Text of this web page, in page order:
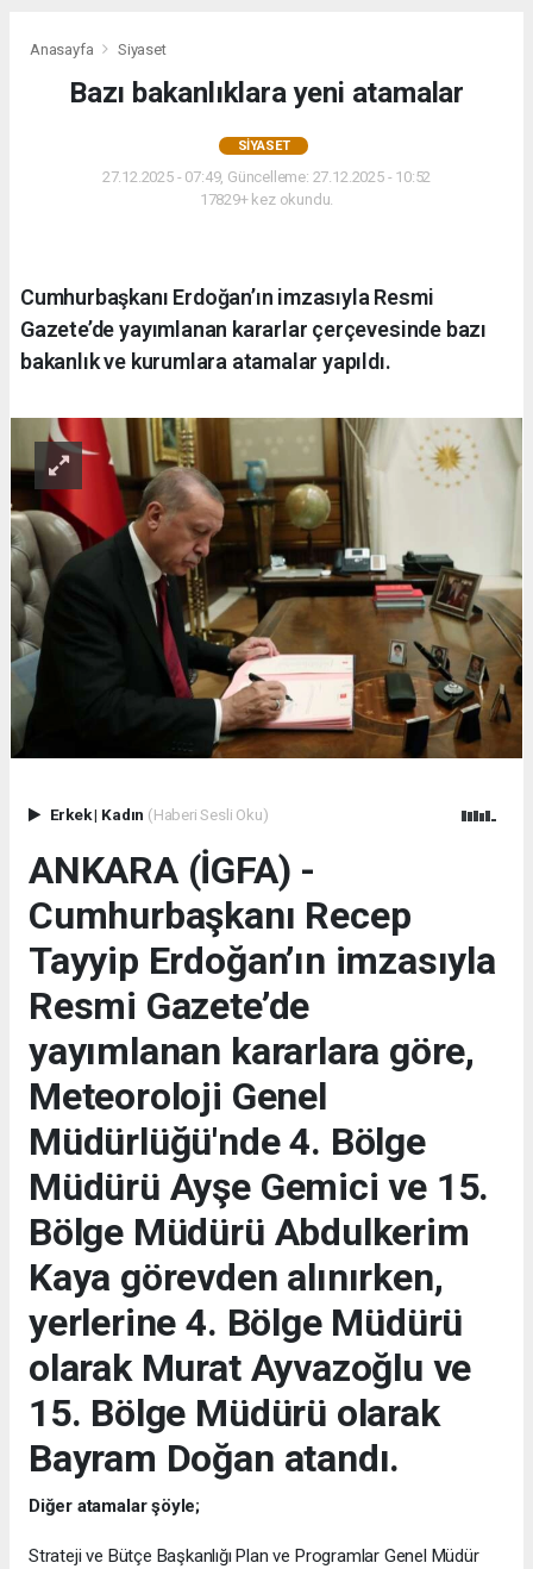
Anasayfa Siyaset
Bazı bakanlıklara yeni atamalar
SIYASET
27.12.2025 - 07:49, Güncelleme: 27.12.2025 - 10:52
17829+ kez okundu.
Cumhurbaşkanı Erdoğan’ın imzasıyla Resmi
Gazete’de yayımlanan kararlar çerçevesinde bazı
bakanlık ve kurumlara atamalar yapıldı.
Erkek| Kadın (Haberi Sesli Oku)
ANKARA (İGFA) -
Cumhurbaşkanı Recep
Tayyip Erdoğan’ın imzasıyla
Resmi Gazete’de
yayımlanan kararlara göre,
Meteoroloji Genel
Müdürlüğü'nde 4. Bölge
Müdürü Ayşe Gemici ve 15.
Bölge Müdürü Abdulkerim
Kaya görevden alınırken,
yerlerine 4. Bölge Müdürü
olarak Murat Ayvazoğlu ve
15. Bölge Müdürü olarak
Bayram Doğan atandı.
Diğer atamalar şöyle;
Strateji ve Bütçe Başkanlığı Plan ve Programlar Genel Müdür